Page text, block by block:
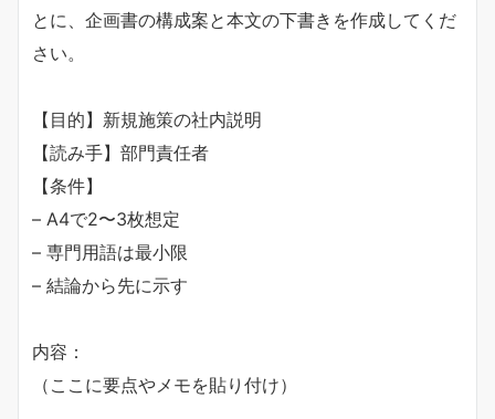
とに、企画書の構成案と本文の下書きを作成してくだ
さい。
【目的】新規施策の社内説明
【読み手】部門責任者
【条件】
– A4で2〜3枚想定
– 専門用語は最小限
– 結論から先に示す
内容：
（ここに要点やメモを貼り付け）